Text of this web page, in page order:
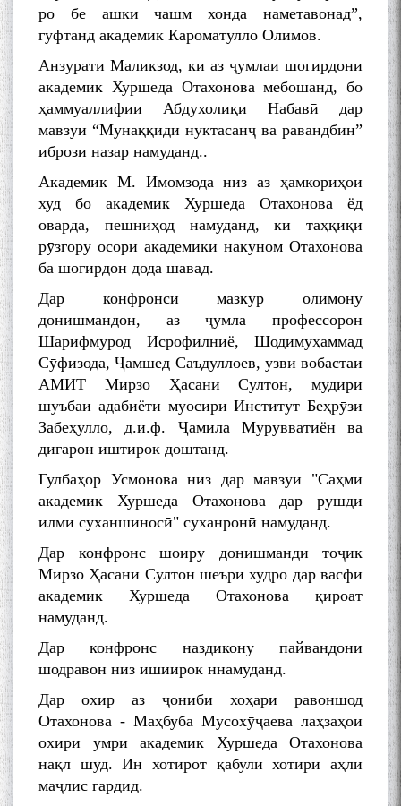
ро бе ашки чашм хонда наметавонад”,
гуфтанд академик Кароматулло Олимов.
Анзурати Маликзод, ки аз ҷумлаи шогирдони
академик Хуршеда Отахонова мебошанд, бо
ҳаммуаллифии Абдухолиқи Набавӣ дар
мавзуи “Мунаққиди нуктасанҷ ва равандбин”
ибрози назар намуданд..
Академик М. Имомзода низ аз ҳамкориҳои
худ бо академик Хуршеда Отахонова ёд
оварда, пешниҳод намуданд, ки таҳқиқи
рӯзгору осори академики накуном Отахонова
ба шогирдон дода шавад.
Дар конфронси мазкур олимону
донишмандон, аз ҷумла профессорон
Шарифмурод Исрофилниё, Шодимуҳаммад
Сӯфизода, Ҷамшед Саъдуллоев, узви вобастаи
АМИТ Мирзо Ҳасани Султон, мудири
шуъбаи адабиёти муосири Институт Беҳрӯзи
Забеҳулло, д.и.ф. Ҷамила Мурувватиён ва
дигарон иштирок доштанд.
Гулбаҳор Усмонова низ дар мавзуи "Саҳми
академик Хуршеда Отахонова дар рушди
илми суханшиносӣ" суханронӣ намуданд.
Дар конфронс шоиру донишманди тоҷик
Мирзо Ҳасани Султон шеъри худро дар васфи
академик Хуршеда Отахонова қироат
намуданд.
Дар конфронс наздикону пайвандони
шодравон низ ишиирок ннамуданд.
Дар охир аз ҷониби хоҳари равоншод
Отахонова - Маҳбуба Мусохӯҷаева лаҳзаҳои
охири умри академик Хуршеда Отахонова
нақл шуд. Ин хотирот қабули хотири аҳли
маҷлис гардид.